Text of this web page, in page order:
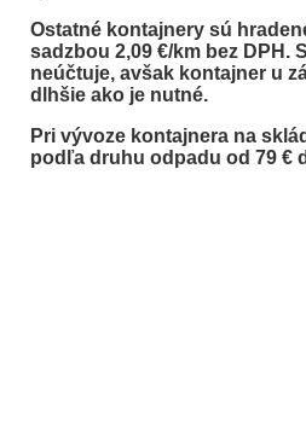
Ostatné kontajnery sú
sadzbou 2,09 €/km bez DPH.
neúčtuje, avšak kontajner u
dlhšie ako je nutné.
Pri vývoze kontajnera na
podľa druhu odpadu od 79 €